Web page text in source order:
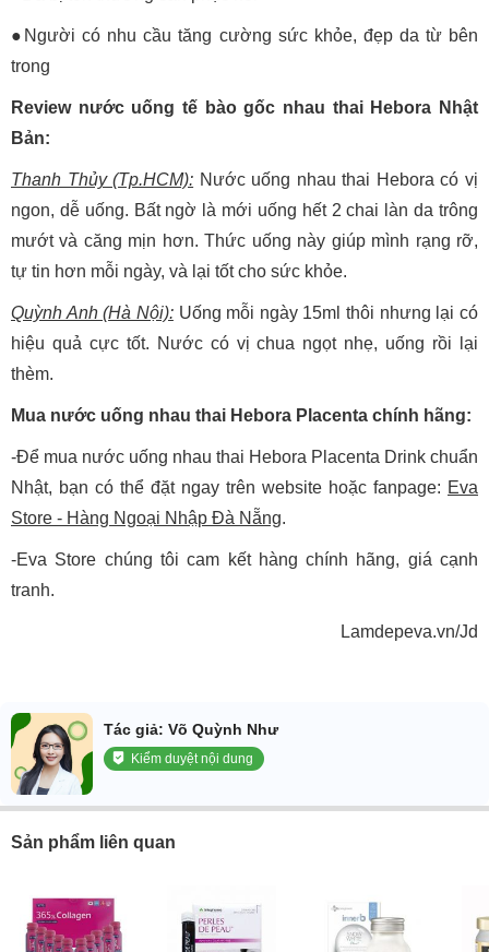
●Người có nhu cầu tăng cường sức khỏe, đẹp da từ bên
trong
Review nước uống tế bào gốc nhau thai Hebora Nhật
Bản:
Thanh Thủy (Tp.HCM): Nước uống nhau thai Hebora có vị
ngon, dễ uống. Bất ngờ là mới uống hết 2 chai làn da trông
mướt và căng mịn hơn. Thức uống này giúp mình rạng rỡ,
tự tin hơn mỗi ngày, và lại tốt cho sức khỏe.
Quỳnh Anh (Hà Nội):Uống mỗi ngày 15ml thôi nhưng lại có
hiệu quả cực tốt. Nước có vị chua ngọt nhẹ, uống rồi lại
thèm.
Mua nước uống nhau thai Hebora Placenta chính hãng:
-Để mua nước uống nhau thai Hebora Placenta Drink chuẩn
Nhật, bạn có thể đặt ngay trên website hoặc fanpage: Eva
Store - Hàng Ngoại Nhập Đà Nẵng.
-Eva Store chúng tôi cam kết hàng chính hãng, giá cạnh
tranh.
Lamdepeva.vn/Jd
Tác giả: Võ Quỳnh Như
Kiểm duyệt nội dung
Sản phẩm liên quan